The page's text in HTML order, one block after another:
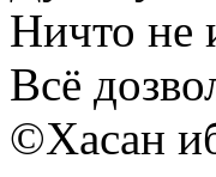
Ничто не
Всё
©Хасан